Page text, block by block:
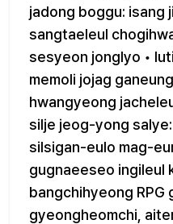
jadong boggu: isang
sangtaeleul
sesyeon jonglyo •
memoli jojag
hwangyeong
silje jeog-yong
silsigan-eulo mag-
gugnaeeseo ingileul
bangchihyeong RPG
gyeongheomchi,